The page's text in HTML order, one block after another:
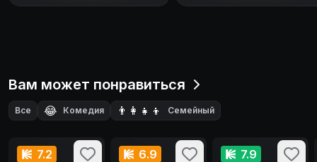
Вам может понравиться
Все 😂 Комедия 👨‍👩‍👧‍👦 Семейный
7.2 6.9 7.9